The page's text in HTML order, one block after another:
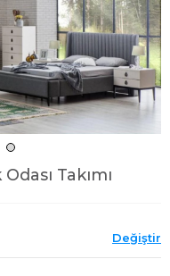
Takımı
Değiştir